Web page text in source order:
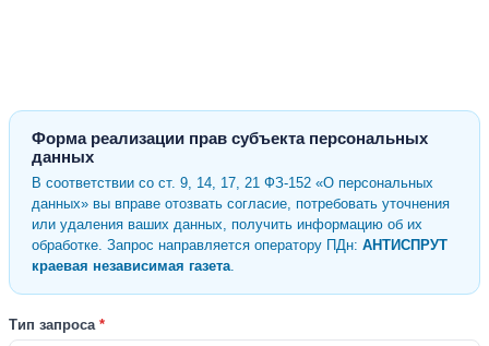
Форма реализации прав субъекта персональных
данных
В соответствии со ст. 9, 14, 17, 21 ФЗ-152 «О персональных
данных» вы вправе отозвать согласие, потребовать уточнения
или удаления ваших данных, получить информацию об их
обработке. Запрос направляется оператору ПДн: АНТИСПРУТ
краевая независимая газета
Тип запроса *